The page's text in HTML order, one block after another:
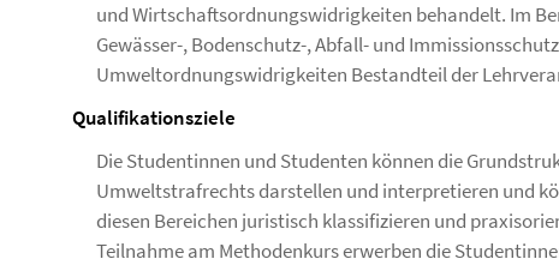
und Wirtschaftsordnungswidrigkeiten behandelt. Im
Gewässer-, Bodenschutz-, Abfall- und
Umweltordnungswidrigkeiten Bestandteil der
Qualifikationsziele
Die Studentinnen und Studenten können die
Umweltstrafrechts darstellen und interpretieren und
diesen Bereichen juristisch klassifizieren und
Teilnahme am Methodenkurs erwerben die